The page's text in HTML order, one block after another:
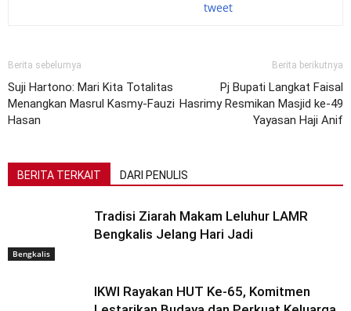
tweet
Berita sebelumya
Suji Hartono: Mari Kita Totalitas
Menangkan Masrul Kasmy-Fauzi
Hasan
Berita berikutnya
Pj Bupati Langkat Faisal
Hasrimy Resmikan Masjid ke-49
Yayasan Haji Anif
BERITA TERKAIT DARI PENULIS
Bengkalis
Tradisi Ziarah Makam Leluhur LAMR
Bengkalis Jelang Hari Jadi
IKWI Rayakan HUT Ke-65, Komitmen